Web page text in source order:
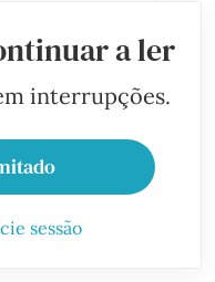
a ler
interrupções.
sessão